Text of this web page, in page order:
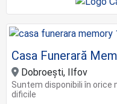
Casa Funerară
Dobroești, Ilfov
Suntem disponibili în orice
dificile